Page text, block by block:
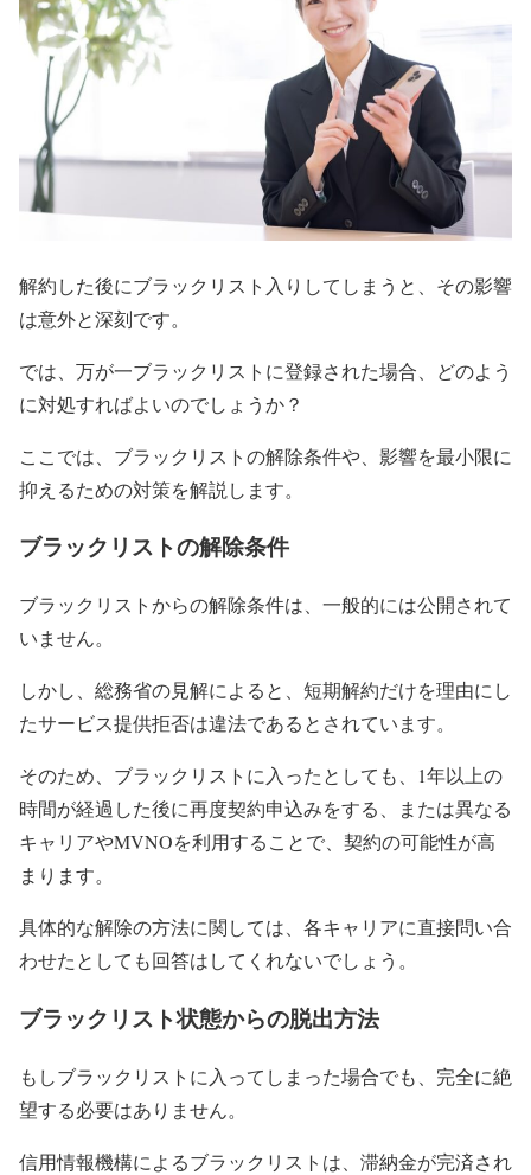
解約した後にブラックリスト入りしてしまうと、その影響
は意外と深刻です。
では、万が一ブラックリストに登録された場合、どのよう
に対処すればよいのでしょうか？
ここでは、ブラックリストの解除条件や、影響を最小限に
抑えるための対策を解説します。
ブラックリストの解除条件
ブラックリストからの解除条件は、一般的には公開されて
いません。
しかし、総務省の見解によると、短期解約だけを理由にし
たサービス提供拒否は違法であるとされています。
そのため、ブラックリストに入ったとしても、1年以上の
時間が経過した後に再度契約申込みをする、または異なる
キャリアやMVNOを利用することで、契約の可能性が高
まります。
具体的な解除の方法に関しては、各キャリアに直接問い合
わせたとしても回答はしてくれないでしょう。
ブラックリスト状態からの脱出方法
もしブラックリストに入ってしまった場合でも、完全に絶
望する必要はありません。
信用情報機構によるブラックリストは、滞納金が完済され